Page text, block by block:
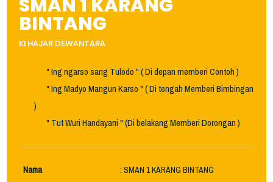
SMAN 1 KARANG
BINTANG
KI HAJAR DEWANTARA
" Ing ngarso sang Tulodo " ( Di depan memberi Contoh )
" Ing Madyo Mangun Karso " ( Di tengah Memberi Bimbingan
)
" Tut Wuri Handayani " (Di belakang Memberi Dorongan )
Nama
: SMAN 1 KARANG BINTANG